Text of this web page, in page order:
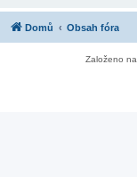
Domů Obsah fóra
Založeno na